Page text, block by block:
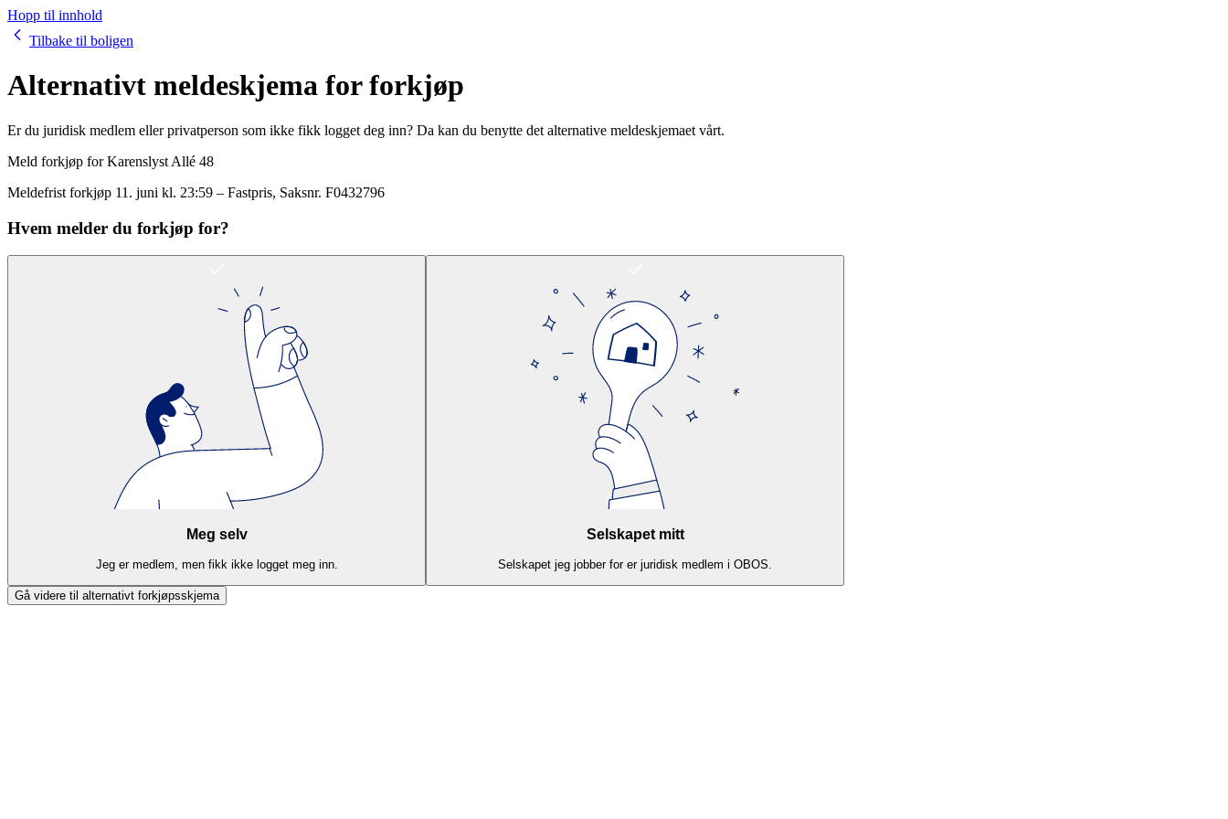
Hopp til innhold
Tilbake til boligen
Alternativt meldeskjema for forkjøp
Er du juridisk medlem eller privatperson som ikke fikk logget deg inn? Da kan du benytte det alternative meldeskjemaet vårt.
Meld forkjøp forKarenslyst Allé 48
Meldefrist forkjøp 11. juni kl. 23:59 – Fastpris, Saksnr. F0432796
Hvem melder du forkjøp for?
Meg selv
Jeg er medlem, men fikk ikke logget meg inn.
Selskapet mitt
Selskapet jeg jobber for er juridisk medlem i OBOS.
Gå videre til alternativt forkjøpsskjema